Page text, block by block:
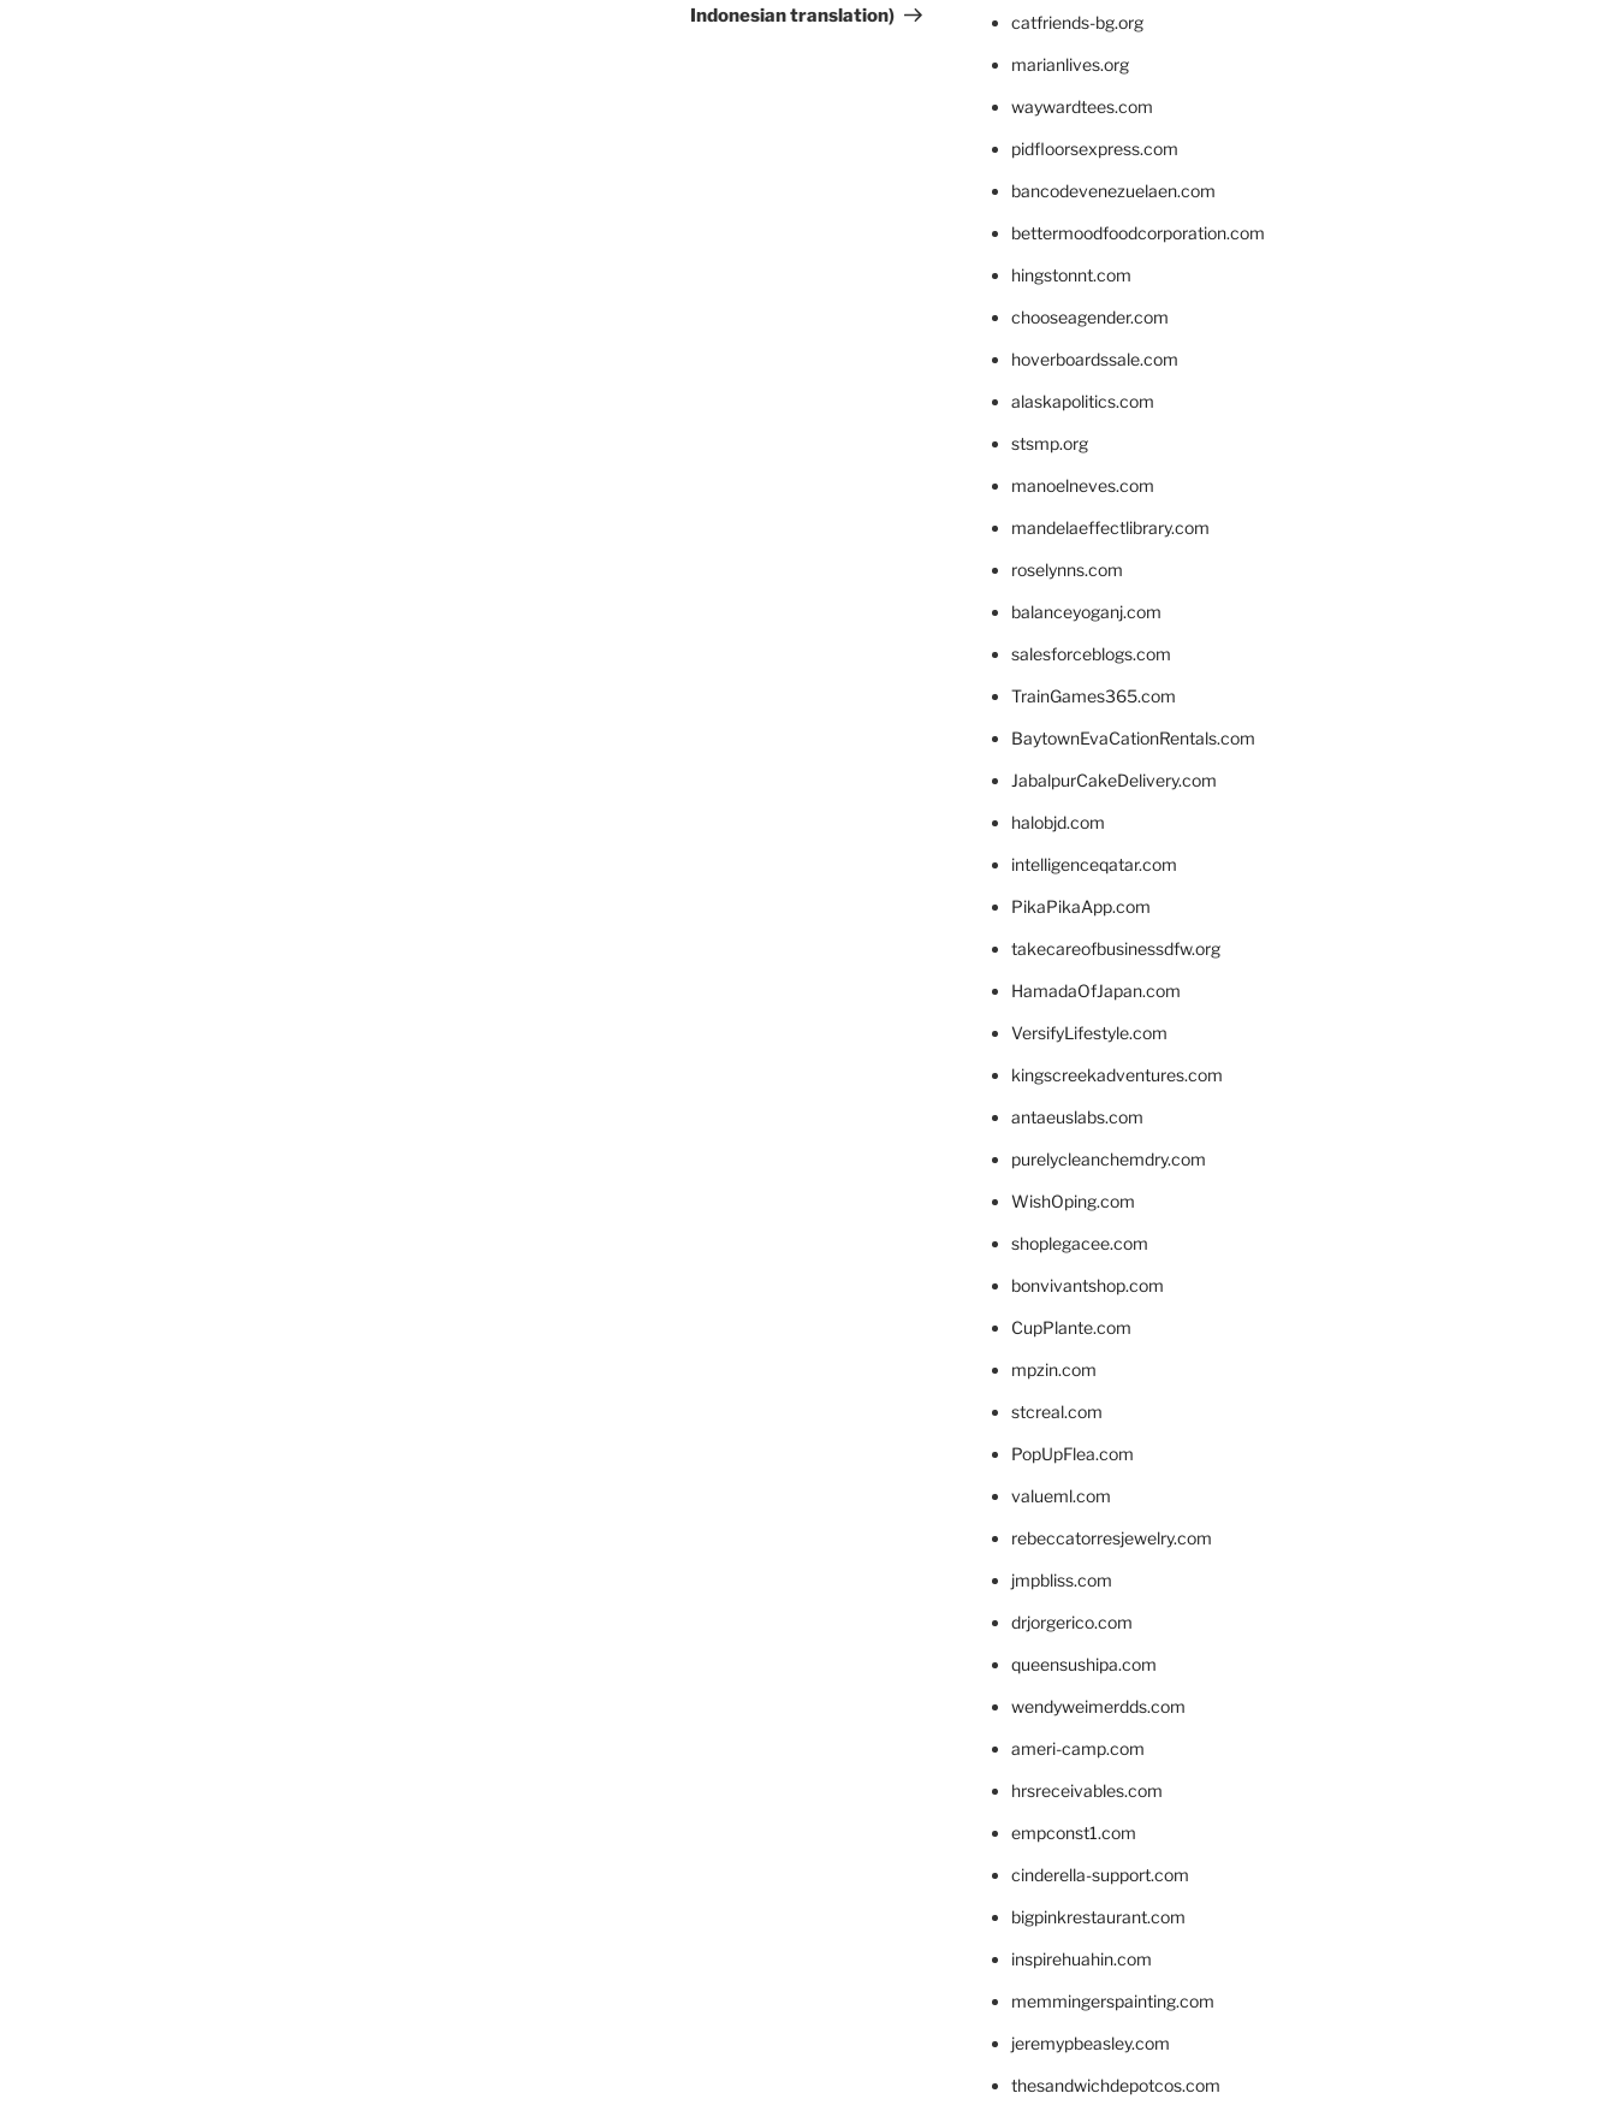
Indonesian translation)
catfriends-bg.org
marianlives.org
waywardtees.com
pidfloorsexpress.com
bancodevenezuelaen.com
bettermoodfoodcorporation.com
hingstonnt.com
chooseagender.com
hoverboardssale.com
alaskapolitics.com
stsmp.org
manoelneves.com
mandelaeffectlibrary.com
roselynns.com
balanceyoganj.com
salesforceblogs.com
TrainGames365.com
BaytownEvaCationRentals.com
JabalpurCakeDelivery.com
halobjd.com
intelligenceqatar.com
PikaPikaApp.com
takecareofbusinessdfw.org
HamadaOfJapan.com
VersifyLifestyle.com
kingscreekadventures.com
antaeuslabs.com
purelycleanchemdry.com
WishOping.com
shoplegacee.com
bonvivantshop.com
CupPlante.com
mpzin.com
stcreal.com
PopUpFlea.com
valueml.com
rebeccatorresjewelry.com
jmpbliss.com
drjorgerico.com
queensushipa.com
wendyweimerdds.com
ameri-camp.com
hrsreceivables.com
empconst1.com
cinderella-support.com
bigpinkrestaurant.com
inspirehuahin.com
memmingerspainting.com
jeremypbeasley.com
thesandwichdepotcos.com